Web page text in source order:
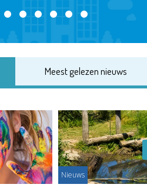
Meest gelezen nieuws
Nieuws